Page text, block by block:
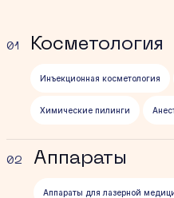
01 Косметология
Инъекционная косметология
Химические пилинги
02 Аппараты
Аппараты для лазерной